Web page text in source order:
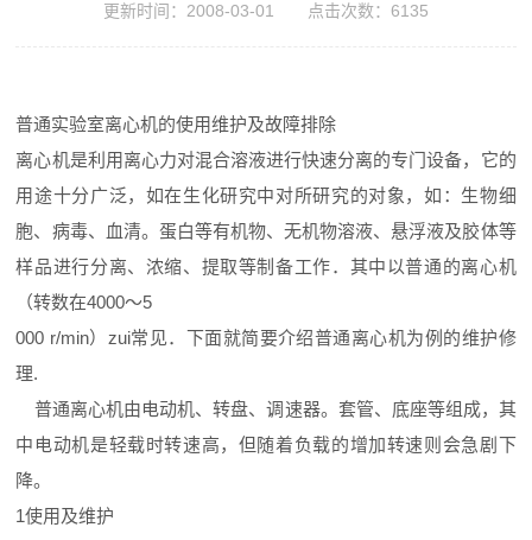
更新时间：2008-03-01 点击次数：6135
普通实验室离心机的使用维护及故障排除
离心机是利用离心力对混合溶液进行快速分离的专门设备，它的
用途十分广泛，如在生化研究中对所研究的对象，如：生物细
胞、病毒、血清。蛋白等有机物、无机物溶液、悬浮液及胶体等
样品进行分离、浓缩、提取等制备工作．其中以普通的离心机
（转数在4000～5
000 r/min）zui常见．下面就简要介绍普通离心机为例的维护修
理.
普通离心机由电动机、转盘、调速器。套管、底座等组成，其
中电动机是轻载时转速高，但随着负载的增加转速则会急剧下
降。
1使用及维护